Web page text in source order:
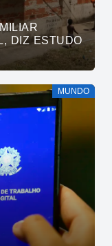
DIZ ESTUDO
MUNDO